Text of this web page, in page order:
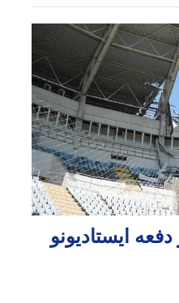
ایستادیونو